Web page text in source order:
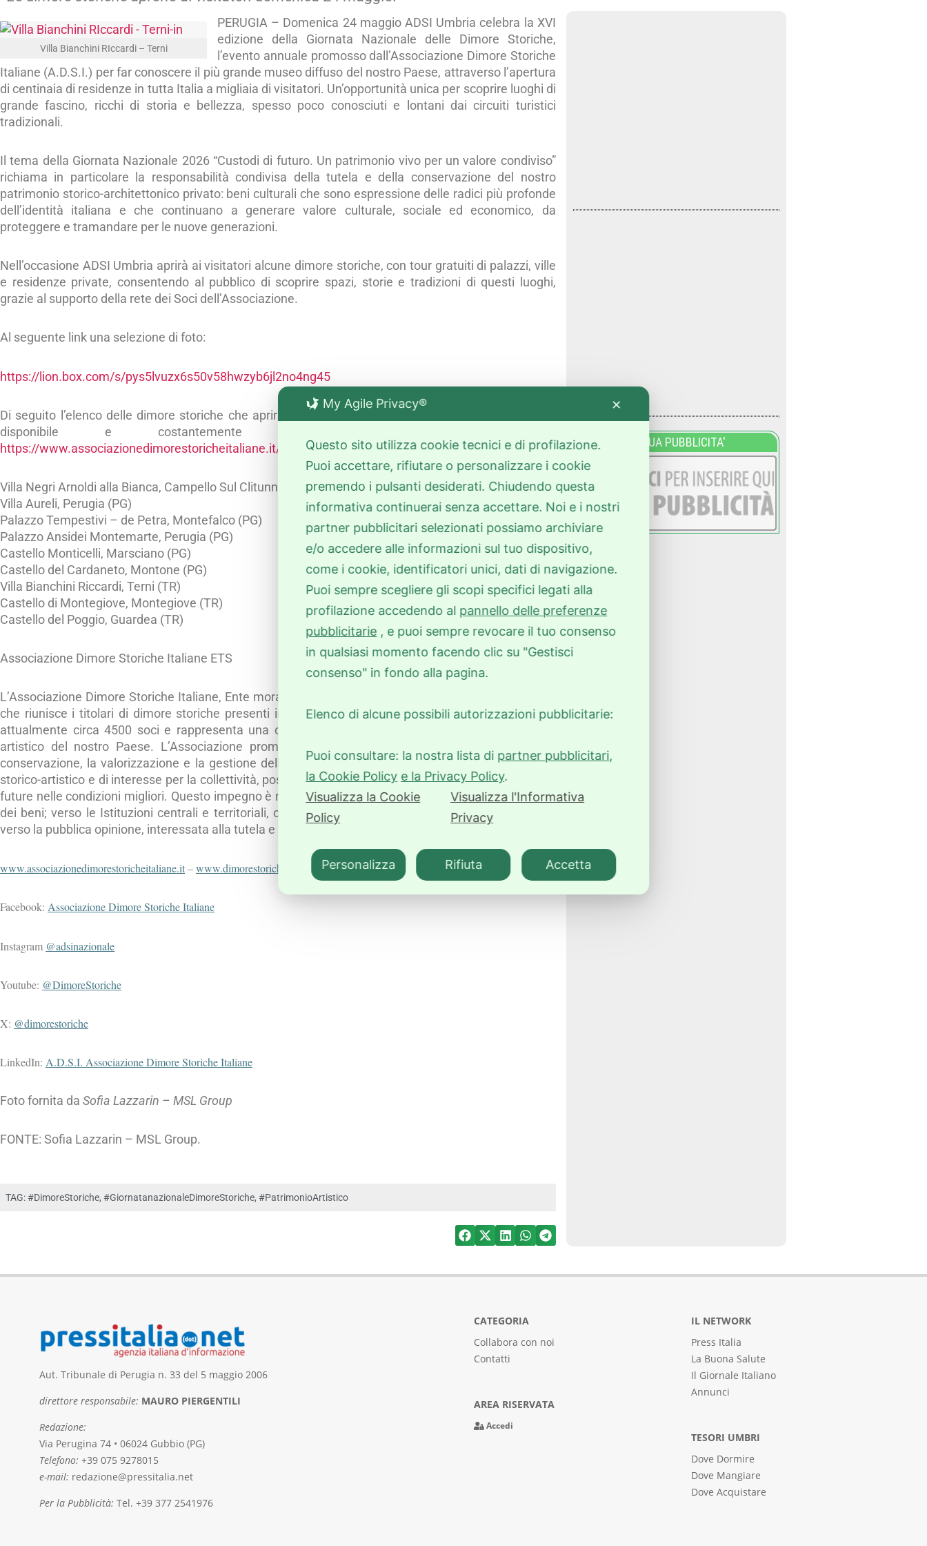
Villa Bianchini RIccardi – Terni
PERUGIA – Domenica 24 maggio ADSI Umbria celebra la XVI
edizione della Giornata Nazionale delle Dimore Storiche,
l’evento annuale promosso dall’Associazione Dimore Storiche
Italiane (A.D.S.I.) per far conoscere il più grande museo diffuso del nostro Paese, attraverso l’apertura
di centinaia di residenze in tutta Italia a migliaia di visitatori. Un’opportunità unica per scoprire luoghi di
grande fascino, ricchi di storia e bellezza, spesso poco conosciuti e lontani dai circuiti turistici
tradizionali.
Il tema della Giornata Nazionale 2026 “Custodi di futuro. Un patrimonio vivo per un valore condiviso”
richiama in particolare la responsabilità condivisa della tutela e della conservazione del nostro
patrimonio storico-architettonico privato: beni culturali che sono espressione delle radici più profonde
dell’identità italiana e che continuano a generare valore culturale, sociale ed economico, da
proteggere e tramandare per le nuove generazioni.
Nell’occasione ADSI Umbria aprirà ai visitatori alcune dimore storiche, con tour gratuiti di palazzi, ville
e residenze private, consentendo al pubblico di scoprire spazi, storie e tradizioni di questi luoghi,
grazie al supporto della rete dei Soci dell’Associazione.
Al seguente link una selezione di foto:
https://lion.box.com/s/pys5lvuzx6s50v58hwzyb6jl2no4ng45
Di seguito l’elenco delle dimore storiche che apriranno al pubblico in Umbria, domenica 24 maggio,
disponibile e costantemente aggiornato anche sul sito
https://www.associazionedimorestoricheitaliane.it/gn-umbria/
Villa Negri Arnoldi alla Bianca, Campello Sul Clitunno (PG)
Villa Aureli, Perugia (PG)
Palazzo Tempestivi – de Petra, Montefalco (PG)
Palazzo Ansidei Montemarte, Perugia (PG)
Castello Monticelli, Marsciano (PG)
Castello del Cardaneto, Montone (PG)
Villa Bianchini Riccardi, Terni (TR)
Castello di Montegiove, Montegiove (TR)
Castello del Poggio, Guardea (TR)
Associazione Dimore Storiche Italiane ETS
L’Associazione Dimore Storiche Italiane, Ente morale riconosciuto senza fini di lucro, è l’associazione
che riunisce i titolari di dimore storiche presenti in tutta Italia. Nata nel 1977, l’Associazione conta
attualmente circa 4500 soci e rappresenta una componente significativa del patrimonio storico e
artistico del nostro Paese. L’Associazione promuove attività di sensibilizzazione per favorire la
conservazione, la valorizzazione e la gestione delle dimore storiche, affinché tali immobili, di valore
storico-artistico e di interesse per la collettività, possano essere tutelati e tramandati alle generazioni
future nelle condizioni migliori. Questo impegno è rivolto in tre direzioni: verso i soci stessi, proprietari
dei beni; verso le Istituzioni centrali e territoriali, competenti sui diversi aspetti della conservazione;
verso la pubblica opinione, interessata alla tutela e valorizzazione del patrimonio culturale del Paese.
www.associazionedimorestoricheitaliane.it–www.dimorestoricheitaliane.it
Facebook: Associazione Dimore Storiche Italiane
Instagram @adsinazionale
Youtube: @DimoreStoriche
X: @dimorestoriche
LinkedIn: A.D.S.I. Associazione Dimore Storiche Italiane
Foto fornita da Sofia Lazzarin – MSL Group
FONTE: Sofia Lazzarin – MSL Group.
TAG:#DimoreStoriche, #GiornatanazionaleDimoreStoriche, #PatrimonioArtistico
LA TUA PUBBLICITA'
Aut. Tribunale di Perugia n. 33 del 5 maggio 2006
direttore responsabile: MAURO PIERGENTILI
Redazione:
Via Perugina 74 • 06024 Gubbio (PG)
Telefono: +39 075 9278015
e-mail: redazione@pressitalia.net
Per la Pubblicità: Tel. +39 377 2541976
CATEGORIA
Collabora con noi
Contatti
AREA RISERVATA
Accedi
IL NETWORK
Press Italia
La Buona Salute
Il Giornale Italiano
Annunci
TESORI UMBRI
Dove Dormire
Dove Mangiare
Dove Acquistare
My Agile Privacy® ✕
Questo sito utilizza cookie tecnici e di profilazione.
Puoi accettare, rifiutare o personalizzare i cookie
premendo i pulsanti desiderati. Chiudendo questa
informativa continuerai senza accettare. Noi e i nostri
partner pubblicitari selezionati possiamo archiviare
e/o accedere alle informazioni sul tuo dispositivo,
come i cookie, identificatori unici, dati di navigazione.
Puoi sempre scegliere gli scopi specifici legati alla
profilazione accedendo al pannello delle preferenze
pubblicitarie , e puoi sempre revocare il tuo consenso
in qualsiasi momento facendo clic su "Gestisci
consenso" in fondo alla pagina.
Elenco di alcune possibili autorizzazioni pubblicitarie:
Puoi consultare: la nostra lista di partner pubblicitari,
la Cookie Policy e la Privacy Policy.
Visualizza la Cookie
Policy
Visualizza l'Informativa
Privacy
Personalizza Rifiuta Accetta